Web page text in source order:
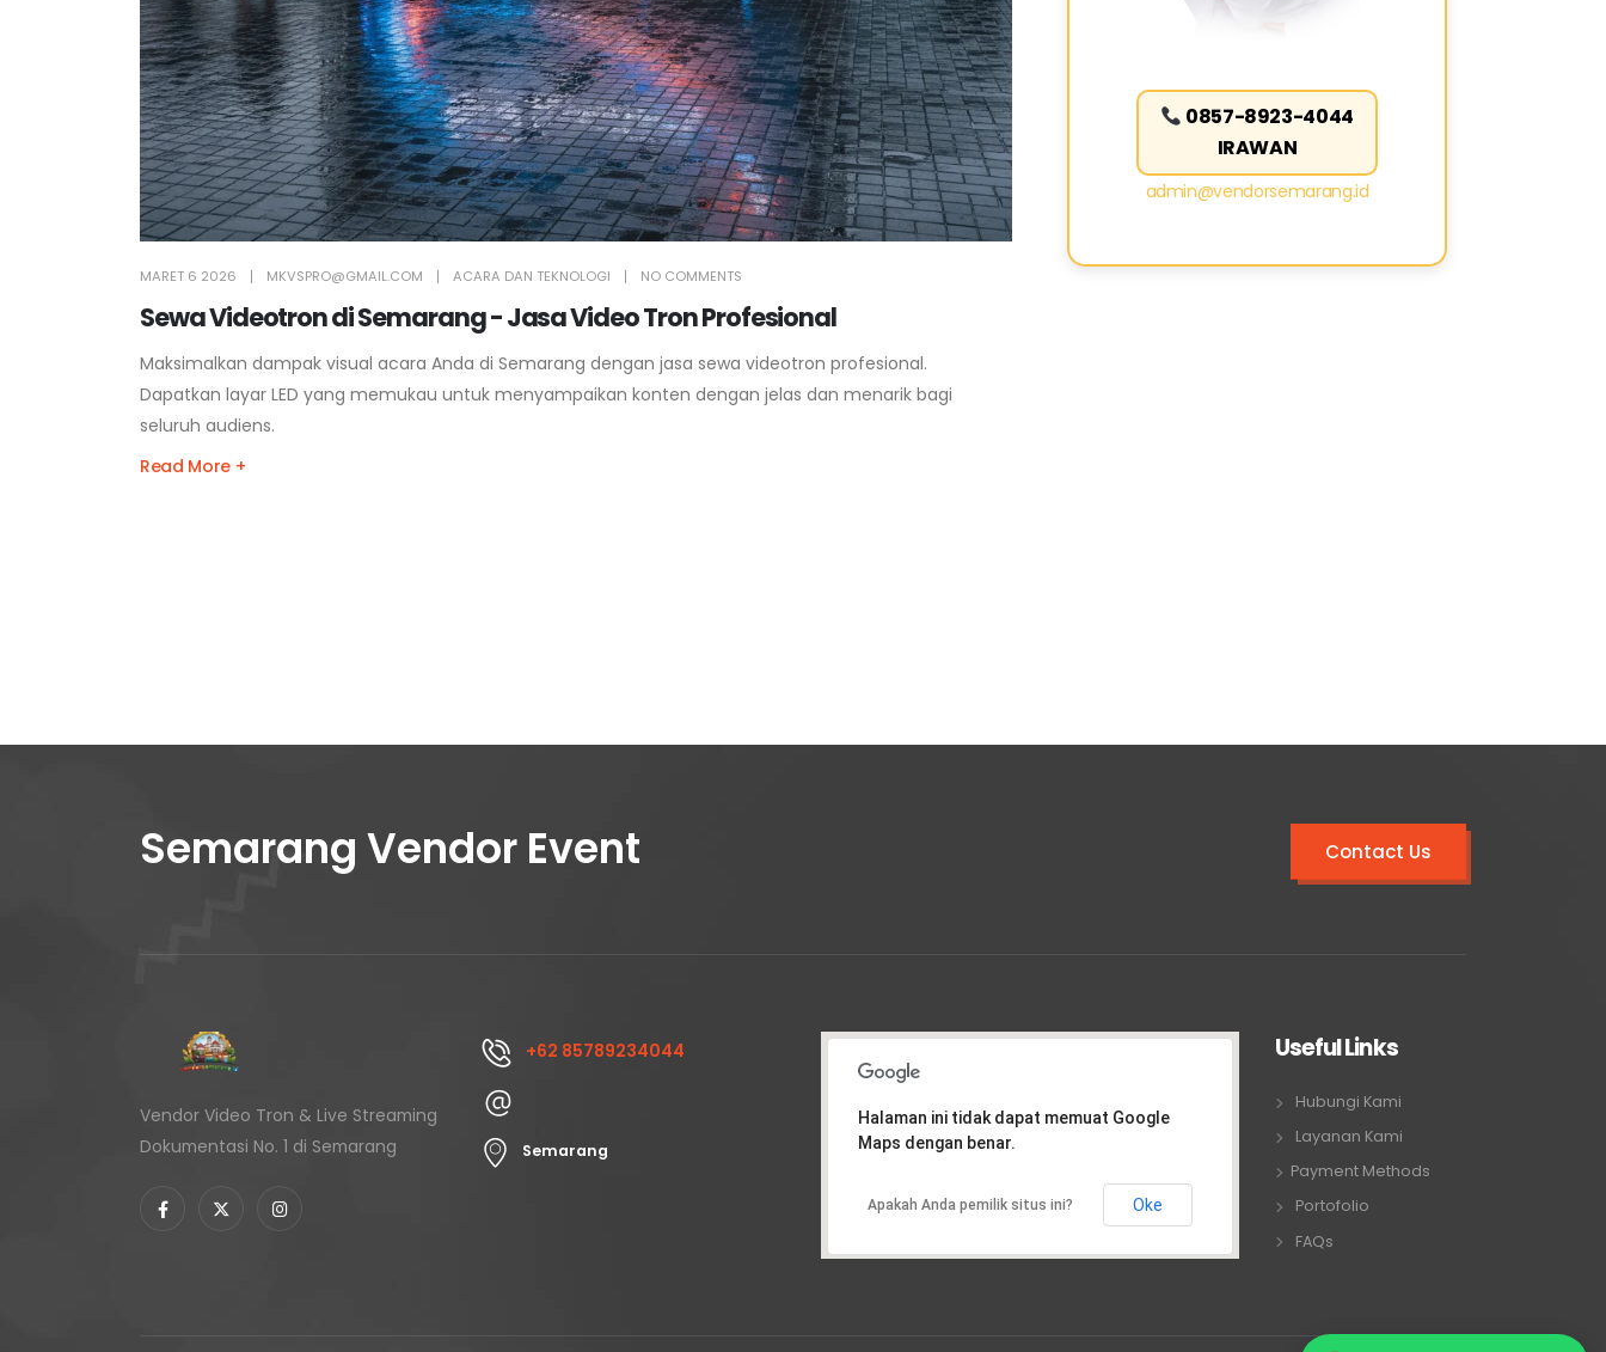
MARET 6 2026 MKVSPRO@GMAIL.COM ACARA DAN TEKNOLOGI NO COMMENTS
Sewa Videotron di Semarang - Jasa Video Tron Profesional
Maksimalkan dampak visual acara Anda di Semarang dengan jasa sewa videotron profesional.
Dapatkan layar LED yang memukau untuk menyampaikan konten dengan jelas dan menarik bagi
seluruh audiens.
Read More +
0857-8923-4044
IRAWAN
admin@vendorsemarang.id
Semarang Vendor Event Contact Us
Vendor Video Tron & Live Streaming
Dokumentasi No. 1 di Semarang
+62 85789234044
Semarang
Halaman ini tidak dapat memuat Google
Maps dengan benar.
Apakah Anda pemilik situs ini? Oke
Useful Links
Hubungi Kami
Layanan Kami
Payment Methods
Portofolio
FAQs